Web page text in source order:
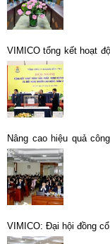
VIMICO tổng kết hoạt
năm 2024
Nâng cao hiệu quả
toàn Tổng công ty
VIMICO: Đại hội đồng